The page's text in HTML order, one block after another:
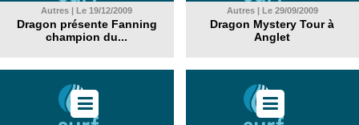
Autres | Le 19/12/2009
Dragon présente Fanning
champion du...
Autres | Le 29/09/2009
Dragon Mystery Tour à
Anglet